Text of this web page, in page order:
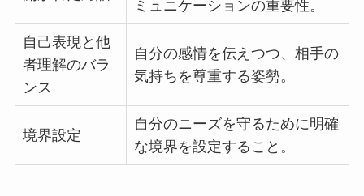
ミュニケーションの重要性。
自己表現と他
者理解のバラ
ンス
自分の感情を伝えつつ、相手の
気持ちを尊重する姿勢。
境界設定
自分のニーズを守るために明確
な境界を設定すること。